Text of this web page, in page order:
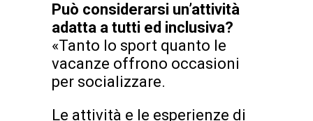
Può considerarsi un’attività
adatta a tutti ed inclusiva?
«Tanto lo sport quanto le
vacanze offrono occasioni
per socializzare.
Le attività e le esperienze di